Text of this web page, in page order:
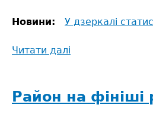
Новини: У дзеркалі
Читати далі
становище
району
Район на фініші